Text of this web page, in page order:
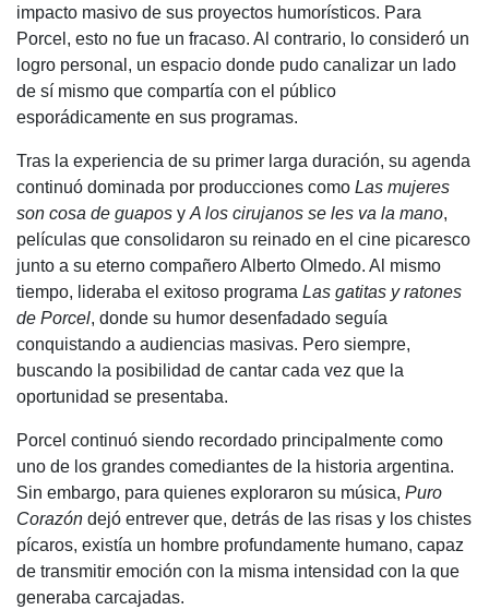
impacto masivo de sus proyectos humorísticos. Para
Porcel, esto no fue un fracaso. Al contrario, lo consideró un
logro personal, un espacio donde pudo canalizar un lado
de sí mismo que compartía con el público
esporádicamente en sus programas.
Tras la experiencia de su primer larga duración, su agenda
continuó dominada por producciones como Las mujeres
son cosa de guapos y A los cirujanos se les va la mano,
películas que consolidaron su reinado en el cine picaresco
junto a su eterno compañero Alberto Olmedo. Al mismo
tiempo, lideraba el exitoso programa Las gatitas y ratones
de Porcel, donde su humor desenfadado seguía
conquistando a audiencias masivas. Pero siempre,
buscando la posibilidad de cantar cada vez que la
oportunidad se presentaba.
Porcel continuó siendo recordado principalmente como
uno de los grandes comediantes de la historia argentina.
Sin embargo, para quienes exploraron su música, Puro
Corazón dejó entrever que, detrás de las risas y los chistes
pícaros, existía un hombre profundamente humano, capaz
de transmitir emoción con la misma intensidad con la que
generaba carcajadas.